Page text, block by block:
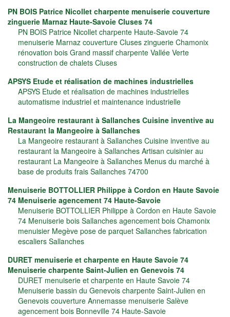
PN BOIS Patrice Nicollet charpente menuiserie couverture
zinguerie Marnaz Haute-Savoie Cluses 74
PN BOIS Patrice Nicollet charpente Haute-Savoie 74
menuiserie Marnaz couverture Cluses zinguerie Chamonix
rénovation bois Grand massif charpente Vallée Verte
construction de chalets Cluses
APSYS Etude et réalisation de machines industrielles
APSYS Etude et réalisation de machines industrielles
automatisme industriel et maintenance industrielle
La Mangeoire restaurant à Sallanches Cuisine inventive au
Restaurant la Mangeoire à Sallanches
La Mangeoire restaurant à Sallanches Cuisine inventive au
restaurant la Mangeoire à Sallanches Artisan cuisinier au
restaurant La Mangeoire à Sallanches Menus du marché à
base de produits frais Sallanches 74700
Menuiserie BOTTOLLIER Philippe à Cordon en Haute Savoie
74 Menuiserie agencement 74 Haute-Savoie
Menuiserie BOTTOLLIER Philippe à Cordon en Haute Savoie
74 Menuiserie bois Sallanches agencement bois Chamonix
menuisier Megève pose de parquet Sallanches fabrication
escaliers Sallanches
DURET menuiserie et charpente en Haute Savoie 74
Menuiserie charpente Saint-Julien en Genevois 74
DURET menuiserie et charpente en Haute Savoie 74
Menuiserie bassin du Genevois charpente Saint-Julien en
Genevois couverture Annemasse menuiserie Salève
agencement bois Bonneville 74 Haute-Savoie